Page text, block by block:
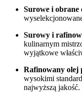
Surowe i obrane
Surowy i
kulinarnym
wyjątkowe
Rafinowany olej
wysokimi
najwyższą jakość.